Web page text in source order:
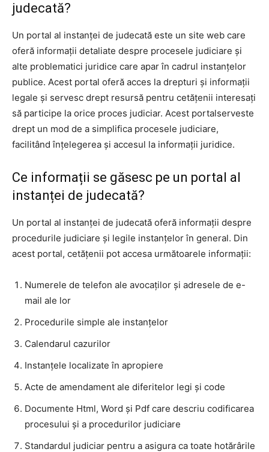
judecată?
Un portal al instanței de judecată este un site web care
oferă informații detaliate despre procesele judiciare și
alte problematici juridice care apar în cadrul instanțelor
publice. Acest portal oferă acces la drepturi și informații
legale și servesc drept resursă pentru cetățenii interesați
să participe la orice proces judiciar. Acest portalserveste
drept un mod de a simplifica procesele judiciare,
facilitând înțelegerea și accesul la informații juridice.
Ce informații se găsesc pe un portal al
instanței de judecată?
Un portal al instanței de judecată oferă informații despre
procedurile judiciare și legile instanțelor în general. Din
acest portal, cetățenii pot accesa următoarele informații:
Numerele de telefon ale avocaților și adresele de e-
mail ale lor
Procedurile simple ale instanțelor
Calendarul cazurilor
Instanțele localizate în apropiere
Acte de amendament ale diferitelor legi și code
Documente Html, Word și Pdf care descriu codificarea
procesului și a procedurilor judiciare
Standardul judiciar pentru a asigura ca toate hotărârile